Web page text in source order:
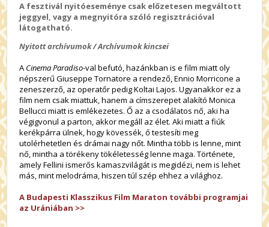
A fesztivál nyitóeseménye csak előzetesen megváltott
jeggyel, vagy a megnyitóra szóló regisztrációval
látogatható.
Nyitott archívumok / Archívumok kincsei
A Cinema Paradiso-val befutó, hazánkban is e film miatt oly
népszerű Giuseppe Tornatore a rendező, Ennio Morricone a
zeneszerző, az operatőr pedig Koltai Lajos. Ugyanakkor ez a
film nem csak miattuk, hanem a címszerepet alakító Monica
Bellucci miatt is emlékezetes. Ő az a csodálatos nő, aki ha
végigvonul a parton, akkor megáll az élet. Aki miatt a fiúk
kerékpárra ülnek, hogy kövessék, ő testesíti meg
utolérhetetlen és drámai nagy nőt. Mintha több is lenne, mint
nő, mintha a törékeny tökéletesség lenne maga. Története,
amely Fellini ismerős kamaszvilágát is megidézi, nem is lehet
más, mint melodráma, hiszen túl szép ehhez a világhoz.
A Budapesti Klasszikus Film Maraton további programjai
az Urániában >>